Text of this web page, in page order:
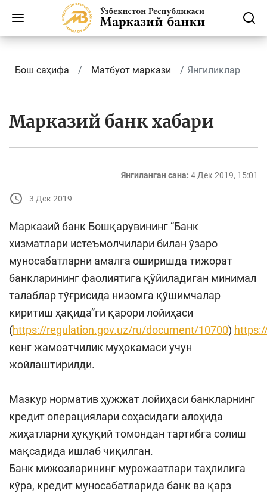
Бош саҳифа Матбуот маркази Янгиликлар
Марказий банк хабари
Янгиланган сана: 4 Дек 2019, 15:01
3 Дек 2019
Марказий банк Бошқарувининг “Банк
хизматлари истеъмолчилари билан ўзаро
муносабатларни амалга оширишда тижорат
банкларининг фаолиятига қўйиладиган минимал
талаблар тўғрисида низомга қўшимчалар
киритиш ҳақида”ги қарори лойиҳаси
(https://regulation.gov.uz/ru/document/10700)
кенг жамоатчилик муҳокамаси учун
жойлаштирилди.
Мазкур норматив ҳужжат лойиҳаси банкларнинг
кредит операциялари соҳасидаги алоҳида
жиҳатларни ҳуқуқий томондан тартибга солиш
мақсадида ишлаб чиқилган.
Банк мижозларининг мурожаатлари таҳлилига
кўра, кредит муносабатларида банк ва қарз